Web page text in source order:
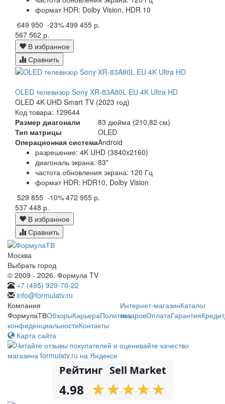
формат HDR: Dolby Vision, HDR 10
649 950 -23% 499 455 р.
567 562 р.
В избранное
Сравнить
OLED телевизор Sony XR-83A80L EU 4K Ultra HD
OLED 4K UHD Smart TV (2023 год)
Код товара: 129644
Размер диагонали
83 дюйма (210,82 см)
Тип матрицы
OLED
Операционная системаAndroid
разрешение: 4K UHD (3840x2160)
диагональ экрана: 83"
частота обновления экрана: 120 Гц
формат HDR: HDR10, Dolby Vision
529 855 -10% 472 955 р.
537 448 р.
В избранное
Сравнить
Москва
Выбрать город
© 2009 - 2026. Формула TV
+7 (495) 929-70-22
info@formulatv.ru
Компания
ФормулаТВОбзорыКарьераПолитика
конфиденциальностиКонтакты
Интернет-магазинКаталог
товаровОплатаГарантияКредит
Карта сайта
Рейтинг Sell Market
4.98 ★
★★
★★
★★
★★
★